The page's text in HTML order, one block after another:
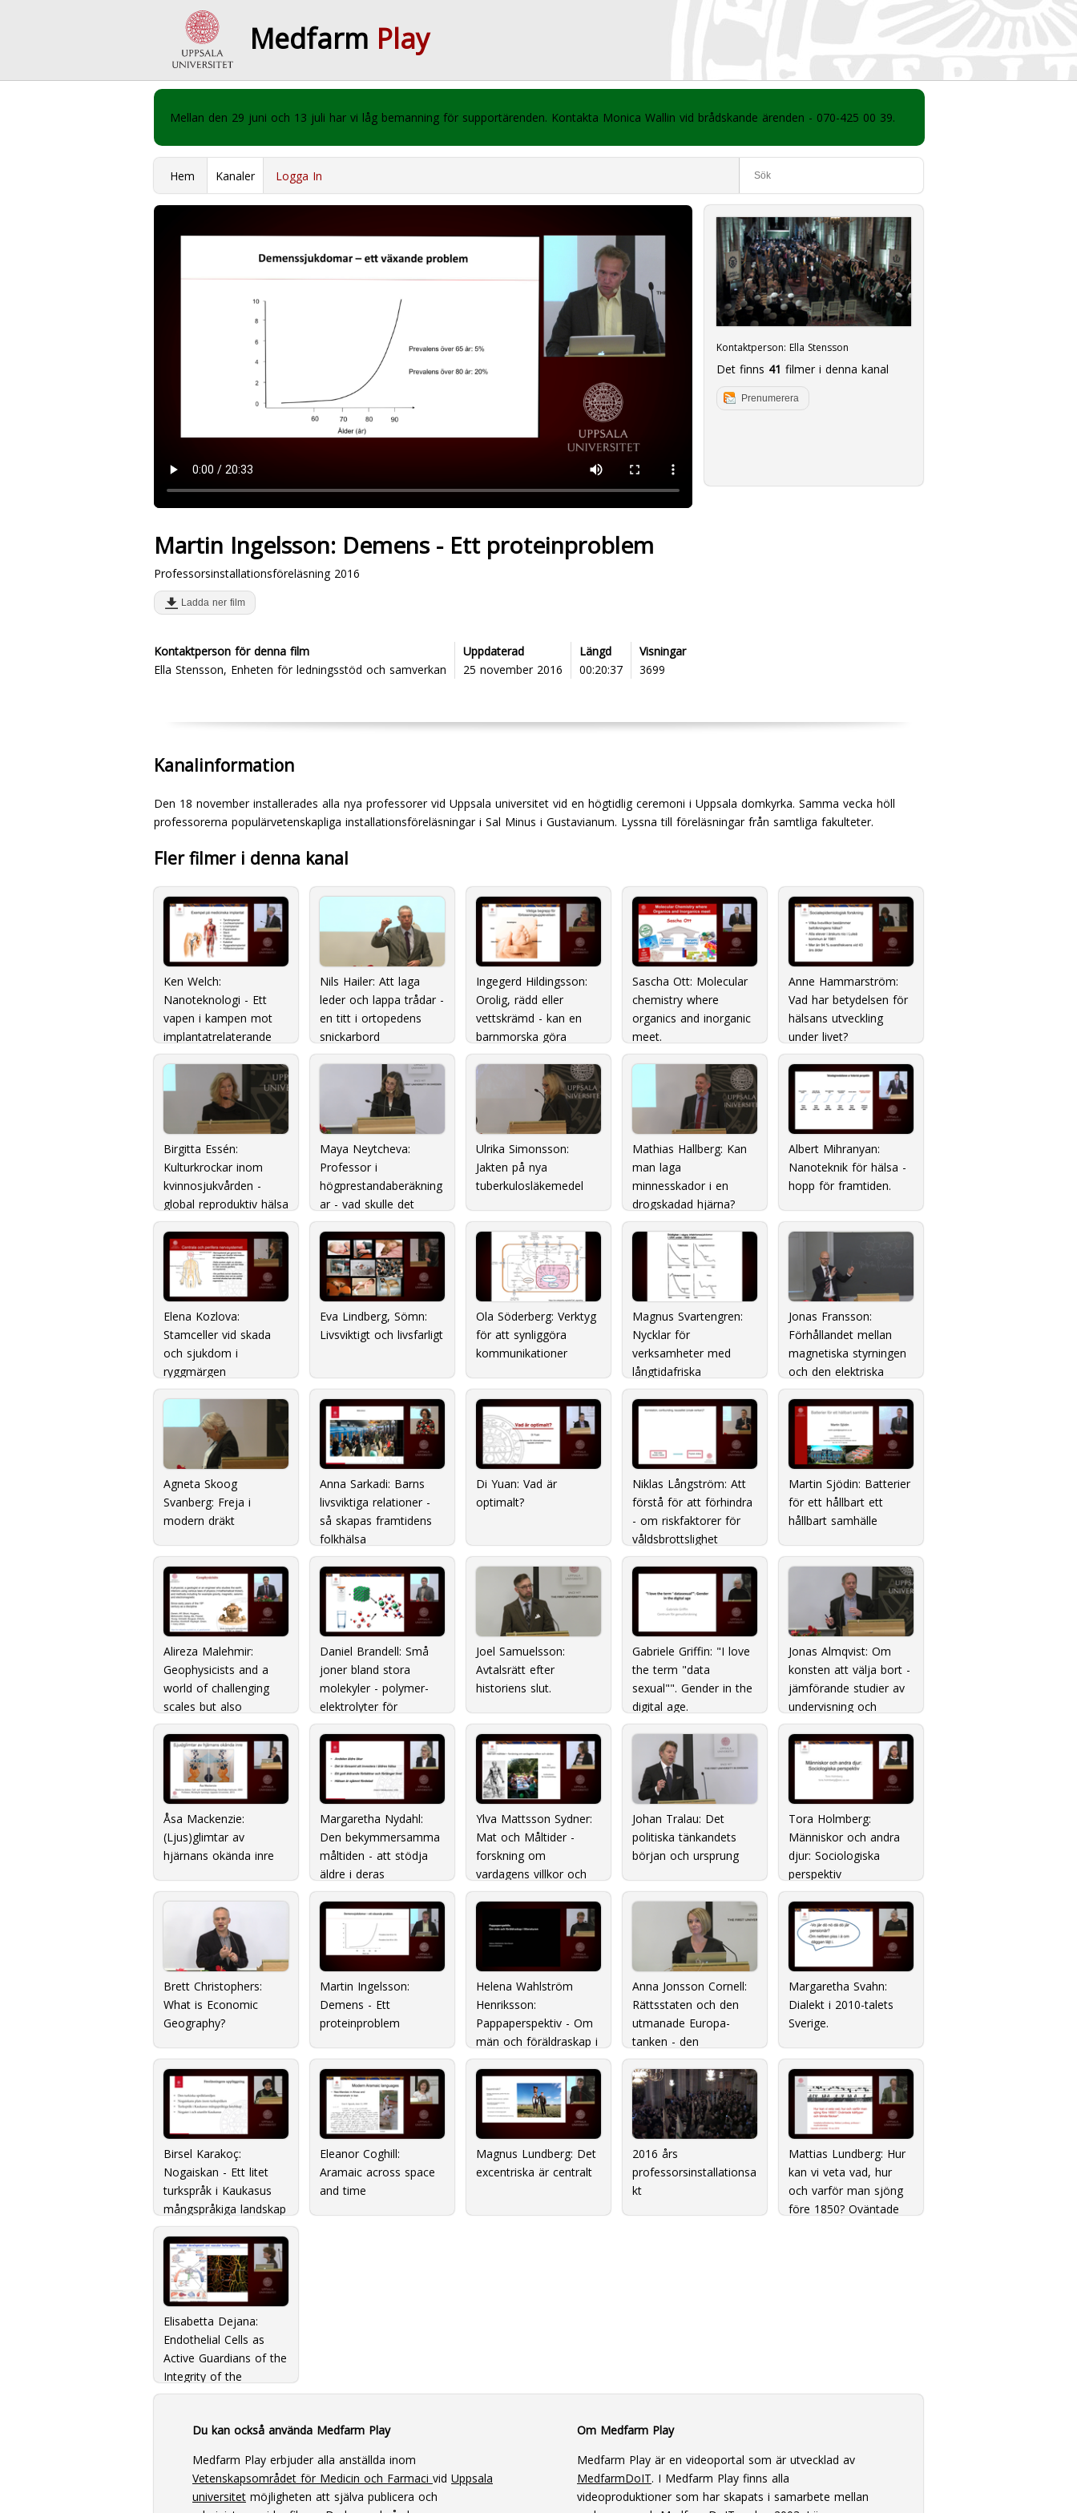
Medfarm Play
Mellan den 29 juni och 13 juli har vi låg bemanning för supportärenden. Kontakta Monica Wallin vid brådskande ärenden - 070-425 00 39.
Hem Kanaler Logga In
Kontaktperson: Ella Stensson
Det finns 41 filmer i denna kanal
Prenumerera
Martin Ingelsson: Demens - Ett proteinproblem
Professorsinstallationsföreläsning 2016
Ladda ner film
Kontaktperson för denna film
Ella Stensson, Enheten för ledningsstöd och samverkan
Uppdaterad
25 november 2016
Längd
00:20:37
Visningar
3699
Kanalinformation
Den 18 november installerades alla nya professorer vid Uppsala universitet vid en högtidlig ceremoni i Uppsala domkyrka. Samma vecka höll
professorerna populärvetenskapliga installationsföreläsningar i Sal Minus i Gustavianum. Lyssna till föreläsningar från samtliga fakulteter.
Fler filmer i denna kanal
Ken Welch:
Nanoteknologi - Ett
vapen i kampen mot
implantatrelaterande
infektioner
Nils Hailer: Att laga
leder och lappa trådar -
en titt i ortopedens
snickarbord
Ingegerd Hildingsson:
Orolig, rädd eller
vettskrämd - kan en
barnmorska göra
skillnad?
Sascha Ott: Molecular
chemistry where
organics and inorganic
meet.
Anne Hammarström:
Vad har betydelsen för
hälsans utveckling
under livet?
Birgitta Essén:
Kulturkrockar inom
kvinnosjukvården -
global reproduktiv hälsa
på hemmaplan
Maya Neytcheva:
Professor i
högprestandaberäkning
ar - vad skulle det
betyda?
Ulrika Simonsson:
Jakten på nya
tuberkulosläkemedel
Mathias Hallberg: Kan
man laga
minnesskador i en
drogskadad hjärna?
Albert Mihranyan:
Nanoteknik för hälsa -
hopp för framtiden.
Elena Kozlova:
Stamceller vid skada
och sjukdom i
ryggmärgen
Eva Lindberg, Sömn:
Livsviktigt och livsfarligt
Ola Söderberg: Verktyg
för att synliggöra
kommunikationer
Magnus Svartengren:
Nycklar för
verksamheter med
långtidafriska
medarbetare
Jonas Fransson:
Förhållandet mellan
magnetiska styrningen
och den elektriska
strömmen
Agneta Skoog
Svanberg: Freja i
modern dräkt
Anna Sarkadi: Barns
livsviktiga relationer -
så skapas framtidens
folkhälsa
Di Yuan: Vad är
optimalt?
Niklas Långström: Att
förstå för att förhindra
- om riskfaktorer för
våldsbrottslighet
Martin Sjödin: Batterier
för ett hållbart ett
hållbart samhälle
Alireza Malehmir:
Geophysicists and a
world of challenging
scales but also
opportunities - how we
can save you!
Daniel Brandell: Små
joner bland stora
molekyler - polymer-
elektrolyter för
framtidens
energilagring.
Joel Samuelsson:
Avtalsrätt efter
historiens slut.
Gabriele Griffin: "I love
the term "data
sexual"". Gender in the
digital age.
Jonas Almqvist: Om
konsten att välja bort -
jämförande studier av
undervisning och
lärande
Åsa Mackenzie:
(Ljus)glimtar av
hjärnans okända inre
Margaretha Nydahl:
Den bekymmersamma
måltiden - att stödja
äldre i deras
matsituation
Ylva Mattsson Sydner:
Mat och Måltider -
forskning om
vardagens villkor och
värden
Johan Tralau: Det
politiska tänkandets
början och ursprung
Tora Holmberg:
Människor och andra
djur: Sociologiska
perspektiv
Brett Christophers:
What is Economic
Geography?
Martin Ingelsson:
Demens - Ett
proteinproblem
Helena Wahlström
Henriksson:
Pappaperspektiv - Om
män och föräldraskap i
litteraturen
Anna Jonsson Cornell:
Rättsstaten och den
utmanade Europa-
tanken - den
komparativa
konstitutionella rättens
betydelse.
Margaretha Svahn:
Dialekt i 2010-talets
Sverige.
Birsel Karakoç:
Nogaiskan - Ett litet
turkspråk i Kaukasus
mångspråkiga landskap
Eleanor Coghill:
Aramaic across space
and time
Magnus Lundberg: Det
excentriska är centralt
2016 års
professorsinstallationsa
kt
Mattias Lundberg: Hur
kan vi veta vad, hur
och varför man sjöng
före 1850? Oväntade
Elisabetta Dejana:
Endothelial Cells as
Active Guardians of the
Integrity of the
Vascular Tree
Du kan också använda Medfarm Play
Medfarm Play erbjuder alla anställda inom
Vetenskapsområdet för Medicin och Farmaci vid Uppsala
universitet möjligheten att själva publicera och
Om Medfarm Play
Medfarm Play är en videoportal som är utvecklad av
MedfarmDoIT. I Medfarm Play finns alla
videoproduktioner som har skapats i samarbete mellan